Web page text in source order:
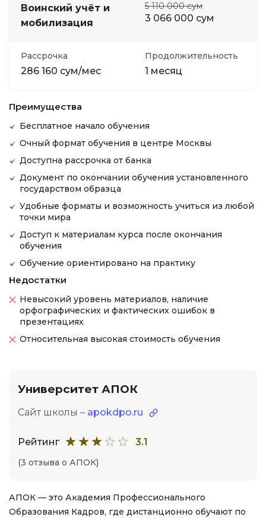
Воинский учёт и
мобилизация
5 110 000 сум
3 066 000 сум
Рассрочка
286 160 сум/мес
Продолжительность
1 месяц
Преимущества
Бесплатное начало обучения
Очный формат обучения в центре Москвы
Доступна рассрочка от банка
Документ по окончании обучения установленного
государством образца
Удобные форматы и возможность учиться из любой
точки мира
Доступ к материалам курса после окончания
обучения
Обучение ориентировано на практику
Недостатки
Невысокий уровень материалов, наличие
орфографических и фактических ошибок в
презентациях
Относительная высокая стоимость обучения
Университет АПОК
Сайт школы – apokdpo.ru
Рейтинг 3.1
(3 отзыва о АПОК)
АПОК — это Академия Профессионального
Образования Кадров, где дистанционно обучают по